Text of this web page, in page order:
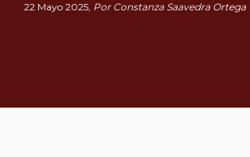
22 Mayo 2025, Por Constanza Saavedra Ortega